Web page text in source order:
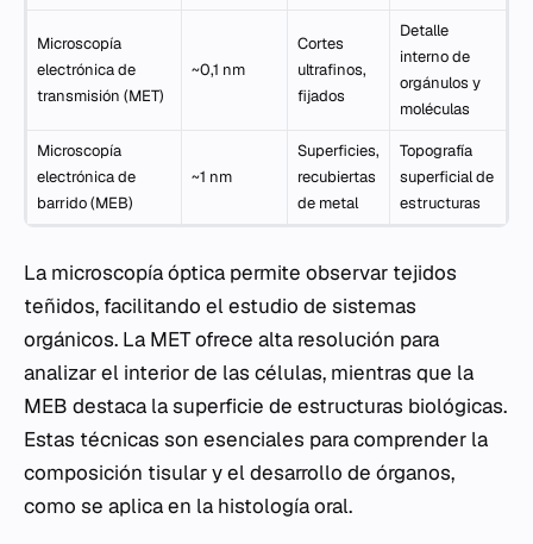
Microscopía
electrónica de
transmisión (MET)
~0,1 nm
Cortes
ultrafinos,
fijados
Detalle
interno de
orgánulos y
moléculas
Microscopía
electrónica de
barrido (MEB)
~1 nm
Superficies,
recubiertas
de metal
Topografía
superficial de
estructuras
La microscopía óptica permite observar tejidos
teñidos, facilitando el estudio de sistemas
orgánicos. La MET ofrece alta resolución para
analizar el interior de las células, mientras que la
MEB destaca la superficie de estructuras biológicas.
Estas técnicas son esenciales para comprender la
composición tisular y el desarrollo de órganos,
como se aplica en la histología oral.